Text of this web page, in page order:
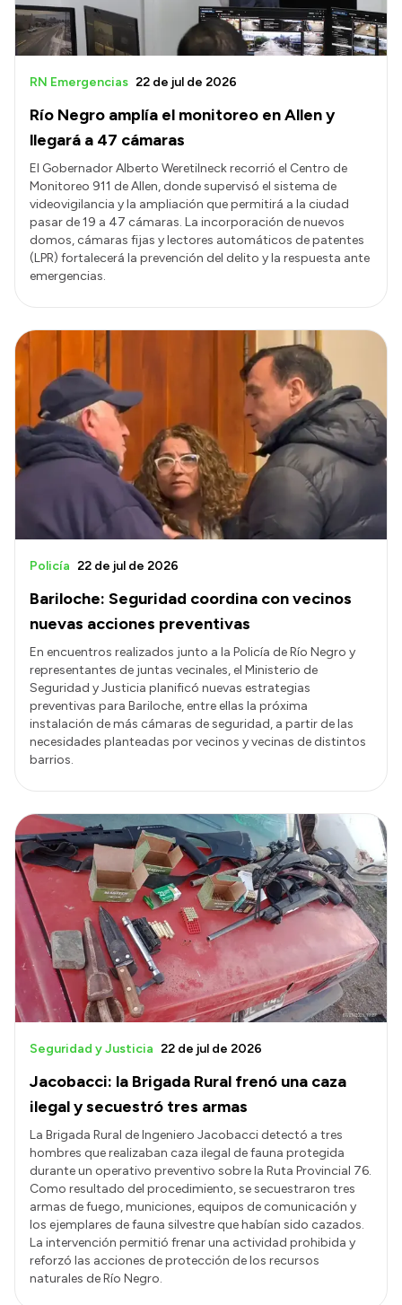
Río Negro amplía el monitoreo en Allen y
llegará a 47 cámaras
RN Emergencias 22 de jul de 2026
El Gobernador Alberto Weretilneck recorrió el Centro de
Monitoreo 911 de Allen, donde supervisó el sistema de
videovigilancia y la ampliación que permitirá a la ciudad
pasar de 19 a 47 cámaras. La incorporación de nuevos
domos, cámaras fijas y lectores automáticos de patentes
(LPR) fortalecerá la prevención del delito y la respuesta ante
emergencias.
Bariloche: Seguridad coordina con vecinos
nuevas acciones preventivas
Policía 22 de jul de 2026
En encuentros realizados junto a la Policía de Río Negro y
representantes de juntas vecinales, el Ministerio de
Seguridad y Justicia planificó nuevas estrategias
preventivas para Bariloche, entre ellas la próxima
instalación de más cámaras de seguridad, a partir de las
necesidades planteadas por vecinos y vecinas de distintos
barrios.
Jacobacci: la Brigada Rural frenó una caza
ilegal y secuestró tres armas
Seguridad y Justicia 22 de jul de 2026
La Brigada Rural de Ingeniero Jacobacci detectó a tres
hombres que realizaban caza ilegal de fauna protegida
durante un operativo preventivo sobre la Ruta Provincial 76.
Como resultado del procedimiento, se secuestraron tres
armas de fuego, municiones, equipos de comunicación y
los ejemplares de fauna silvestre que habían sido cazados.
La intervención permitió frenar una actividad prohibida y
reforzó las acciones de protección de los recursos
naturales de Río Negro.